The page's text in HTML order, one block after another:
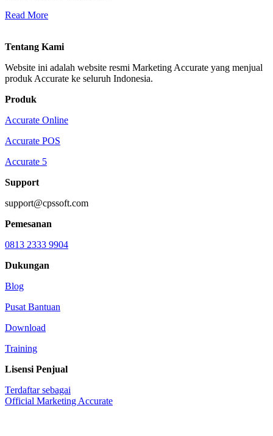
Read More
Tentang Kami
Website ini adalah website resmi Marketing Accurate yang menjual
produk Accurate ke seluruh Indonesia.
Produk
Accurate Online
Accurate POS
Accurate 5
Support
support@cpssoft.com
Pemesanan
0813 2333 9904
Dukungan
Blog
Pusat Bantuan
Download
Training
Lisensi Penjual
Terdaftar sebagai
Official Marketing Accurate